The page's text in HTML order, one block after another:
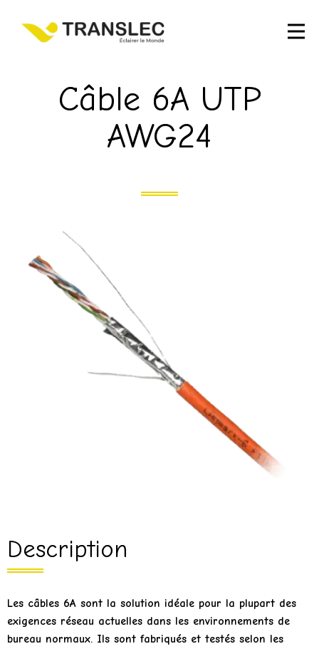
Câble 6A UTP
AWG24
Description
Les câbles 6A sont la solution idéale pour la plupart des
exigences réseau actuelles dans les environnements de
bureau normaux. Ils sont fabriqués et testés selon les